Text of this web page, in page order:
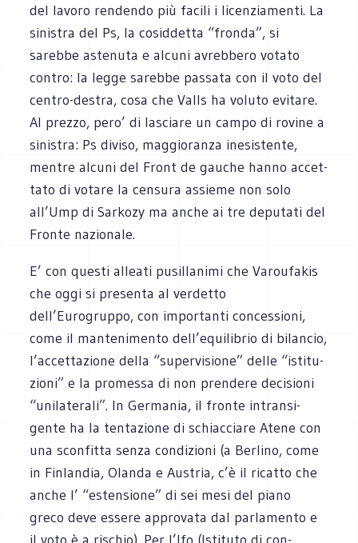
del lavoro ren­dendo più facili i licen­zia­menti. La
sini­stra del Ps, la cosid­detta “fronda”, si
sarebbe aste­nuta e alcuni avreb­bero votato
con­tro: la legge sarebbe pas­sata con il voto del
centro-destra, cosa che Valls ha voluto evi­tare.
Al prezzo, pero’ di lasciare un campo di rovine a
sini­stra: Ps diviso, mag­gio­ranza ine­si­stente,
men­tre alcuni del Front de gau­che hanno accet­
tato di votare la cen­sura assieme non solo
all’Ump di Sar­kozy ma anche ai tre depu­tati del
Fronte nazionale.
E’ con que­sti alleati pusil­la­nimi che Varou­fa­kis
che oggi si pre­senta al ver­detto
dell’Eurogruppo, con impor­tanti con­ces­sioni,
come il man­te­ni­mento dell’equilibrio di bilan­cio,
l’accettazione della “super­vi­sione” delle “isti­tu­
zioni” e la pro­messa di non pren­dere deci­sioni
“uni­la­te­rali”. In Ger­ma­nia, il fronte intran­si­
gente ha la ten­ta­zione di schiac­ciare Atene con
una scon­fitta senza con­di­zioni (a Ber­lino, come
in Fin­lan­dia, Olanda e Austria, c’è il ricatto che
anche l’ “esten­sione” di sei mesi del piano
greco deve essere appro­vata dal par­la­mento e